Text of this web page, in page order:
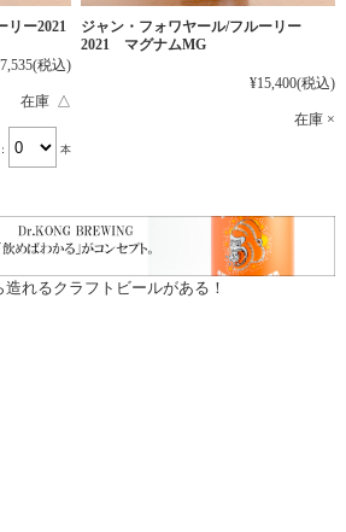
リー2021
(税込)
在庫 △
本
ジャン・フォワヤール/フルーリー
2021 マグナムMG
¥15,400(税込)
在庫 ×
造れるクラフトビールがある！